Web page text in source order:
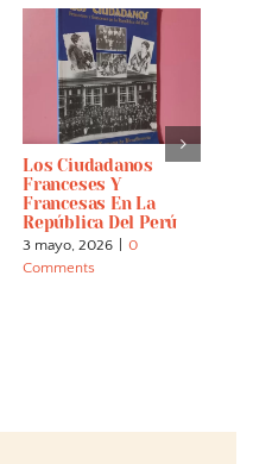
Los Ciudadanos
Franceses Y
Francesas En La
República Del Perú
3 mayo, 2026
0
Comments